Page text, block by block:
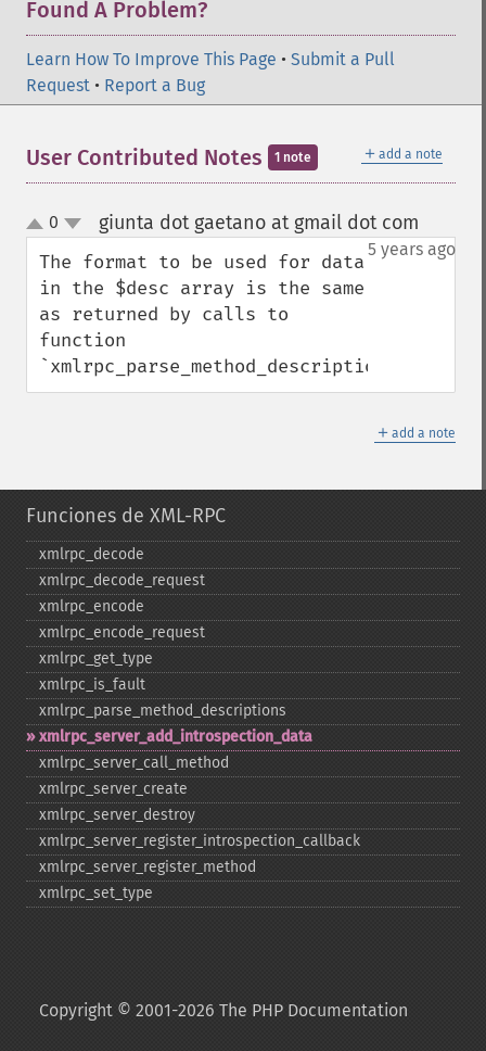
Found A Problem?
Learn How To Improve This Page • Submit a Pull
Request • Report a Bug
＋ add a note
User Contributed Notes 1 note
up
down
0 giunta dot gaetano at gmail dot com
5 years ago
The format to be used for data
in the $desc array is the same
as returned by calls to
function
`xmlrpc_parse_method_descriptions`
＋ add a note
Funciones de XML-RPC
xmlrpc_​decode
xmlrpc_​decode_​request
xmlrpc_​encode
xmlrpc_​encode_​request
xmlrpc_​get_​type
xmlrpc_​is_​fault
xmlrpc_​parse_​method_​descriptions
xmlrpc_​server_​add_​introspection_​data
xmlrpc_​server_​call_​method
xmlrpc_​server_​create
xmlrpc_​server_​destroy
xmlrpc_​server_​register_​introspection_​callback
xmlrpc_​server_​register_​method
xmlrpc_​set_​type
Copyright © 2001-2026 The PHP Documentation